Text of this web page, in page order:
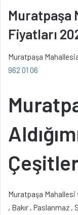
Muratpaşa
Fiyatları
Muratpaşa
962 01 06
Muratpaşa Mahallesi
, Bakır , Paslanmaz ,